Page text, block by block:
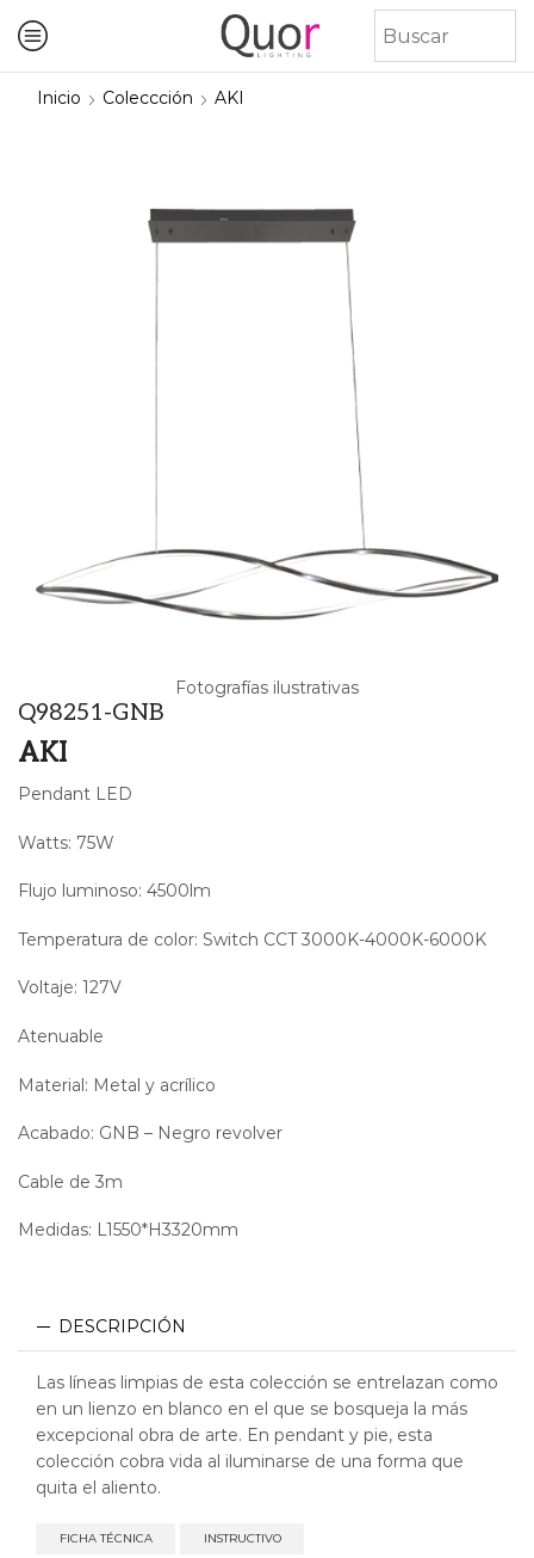
Inicio Coleccción AKI
Fotografías ilustrativas
Q98251-GNB
AKI
Pendant LED
Watts: 75W
Flujo luminoso: 4500lm
Temperatura de color: Switch CCT 3000K-4000K-6000K
Voltaje: 127V
Atenuable
Material: Metal y acrílico
Acabado: GNB – Negro revolver
Cable de 3m
Medidas: L1550*H3320mm
DESCRIPCIÓN
Las líneas limpias de esta colección se entrelazan como
en un lienzo en blanco en el que se bosqueja la más
excepcional obra de arte. En pendant y pie, esta
colección cobra vida al iluminarse de una forma que
quita el aliento.
FICHA TÉCNICA INSTRUCTIVO